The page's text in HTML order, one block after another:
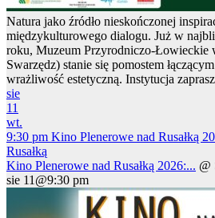
Natura jako źródło nieskończonej
międzykulturowego dialogu. Już w
roku, Muzeum Przyrodniczo-Łowieckie
Swarzędz) stanie się pomostem
wrażliwość estetyczną. Instytucja
sie
11
wt.
9:30 pm Kino Plenerowe nad Rusałką
Rusałką
Kino Plenerowe nad Rusałką 2026:... @
sie 11@9:30 pm